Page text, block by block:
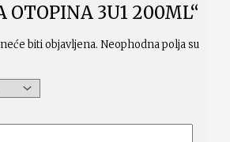
OTOPINA 3U1 200ML“
biti objavljena. Neophodna polja su